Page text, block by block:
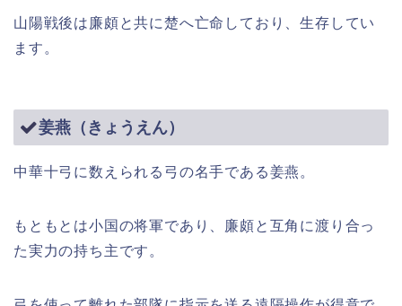
山陽戦後は廉頗と共に楚へ亡命しており、生存してい
ます。
姜燕（きょうえん）
中華十弓に数えられる弓の名手である姜燕。
もともとは小国の将軍であり、廉頗と互角に渡り合っ
た実力の持ち主です。